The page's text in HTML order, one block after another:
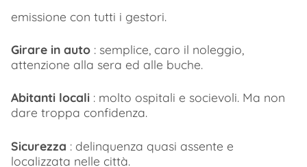
emissione con tutti i gestori.
Girare in auto : semplice, caro il noleggio,
attenzione alla sera ed alle buche.
Abitanti locali : molto ospitali e socievoli. Ma non
dare troppa confidenza.
Sicurezza : delinquenza quasi assente e
localizzata nelle città.